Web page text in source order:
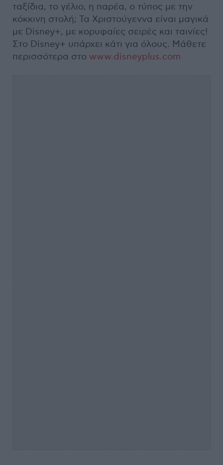
ταξίδια, το γέλιο, η παρέα, ο τύπος με την
κόκκινη στολή; Τα Χριστούγεννα είναι μαγικά
με Disney+, με κορυφαίες σειρές και ταινίες!
Στο Disney+ υπάρχει κάτι για όλους. Μάθετε
περισσότερα στο www.disneyplus.com